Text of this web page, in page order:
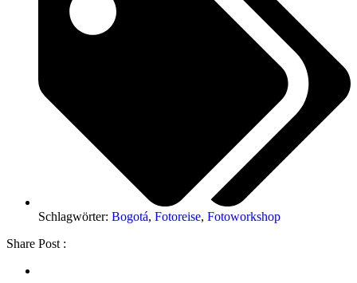
Schlagwörter: Bogotá, Fotoreise, Fotoworkshop
Share Post :